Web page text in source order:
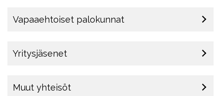
Vapaaehtoiset palokunnat
Yritysjäsenet
Muut yhteisöt